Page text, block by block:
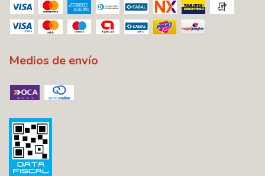
Medios de envío